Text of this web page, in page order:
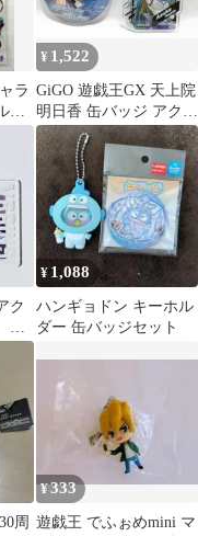
ラ
ダ
¥ 1,522
GiGO 遊戯王GX 天上院
明日香 缶バッジ アクリ
ルキーホルダー
ク
¥ 1,088
ハンギョドン キーホル
ダー 缶バッジセット
周
¥ 333
遊戯王 でふぉめmini マ